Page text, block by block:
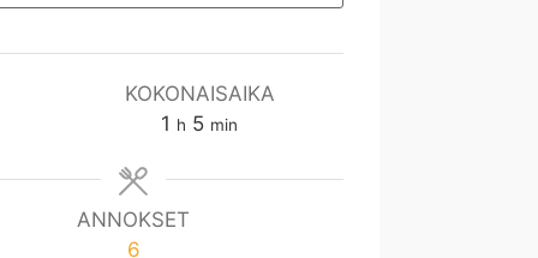
KOKONAISAIKA
1
n
t
h 5m
n
min
ANNOKSET
6